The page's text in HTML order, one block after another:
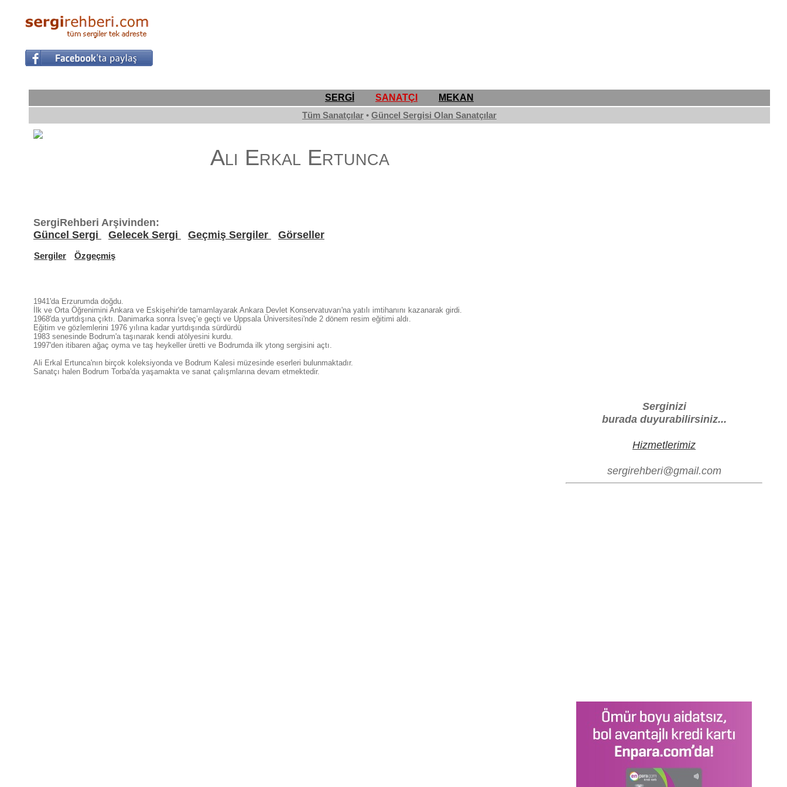
SERGİ SANATÇI
MEKAN
Tüm Sanatçılar • Güncel Sergisi Olan Sanatçılar
Ali Erkal Ertunca
SergiRehberi Arşivinden:
Güncel Sergi
Gelecek Sergi Geçmiş Sergiler Görseller
Sergiler Özgeçmiş
1941'da Erzurumda doğdu.
İlk ve Orta Öğrenimini Ankara ve Eskişehir'de tamamlayarak Ankara Devlet Konservatuvarı'na yatılı imtihanını kazanarak girdi.
1968'da yurtdışına çıktı. Danimarka sonra İsveç’e geçti ve Uppsala Üniversitesi'nde 2 dönem resim eğitimi aldı.
Eğitim ve gözlemlerini 1976 yılına kadar yurtdışında sürdürdü
1983 senesinde Bodrum'a taşınarak kendi atölyesini kurdu.
1997'den itibaren ağaç oyma ve taş heykeller üretti ve Bodrumda ilk ytong sergisini açtı.
Ali Erkal Ertunca'nın birçok koleksiyonda ve Bodrum Kalesi müzesinde eserleri bulunmaktadır.
Sanatçı halen Bodrum Torba'da yaşamakta ve sanat çalışmlarına devam etmektedir.
Serginizi
burada duyurabilirsiniz...
Hizmetlerimiz
sergirehberi@gmail.com